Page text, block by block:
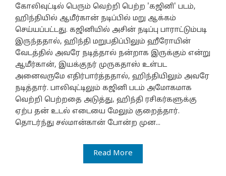
கோலிவுட்டில் பெரும் வெற்றி பெற்ற 'கஜினி' படம்,
ஹிந்தியில் ஆமீர்கான் நடிப்பில் மறு ஆக்கம்
செய்யப்பட்டது. கஜினியில் அசின் நடிப்பு பாராட்டும்படி
இருந்ததால், ஹிந்தி மறுபதிப்பிலும் ஹீரோயின்
வேடத்தில் அவரே நடித்தால் நன்றாக இருக்கும் என்று
ஆமீர்கான், இயக்குநர் முருகதாஸ் உள்பட
அனைவருமே எதிர்பார்த்ததால், ஹிந்தியிலும் அவரே
நடித்தார். பாலிவுட்டிலும் கஜினி படம் அமோகமாக
வெற்றி பெற்றதை அடுத்து, ஹிந்தி ரசிகர்களுக்கு
ஏற்ப தன் உடல் எடையை மேலும் குறைத்தார்.
தொடர்ந்து சல்மான்கான் போன்ற முன...
Read More